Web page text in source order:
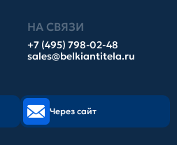
НА СВЯЗИ
+7 (495) 798-02-48
sales@belkiantitela.ru
Через сайт